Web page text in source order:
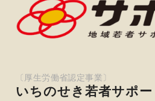
いちのせき若者サポ